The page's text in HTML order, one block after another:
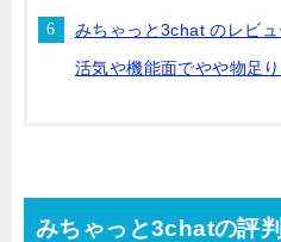
みちゃっと3chat のレビュ
活気や機能面でやや物足
みちゃっと3chatの評